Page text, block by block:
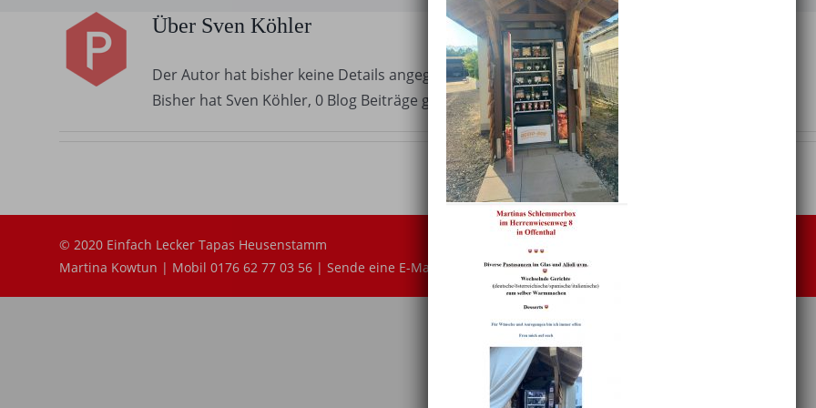
Über Sven Köhler
Der Autor hat bisher keine Details angegeben.
Bisher hat Sven Köhler, 0 Blog Beiträge geschrieben.
© 2020 Einfach Lecker Tapas Heusenstamm
Martina Kowtun | Mobil 0176 62 77 03 56 | Sende eine E-Mail